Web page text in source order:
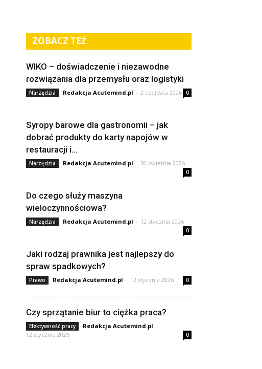
ZOBACZ TEŻ
WIKO – doświadczenie i niezawodne
rozwiązania dla przemysłu oraz logistyki
Narzędzia Redakcja Acutemind.pl - 2 czerwca 2026 0
Syropy barowe dla gastronomii – jak
dobrać produkty do karty napojów w
restauracji i...
Narzędzia Redakcja Acutemind.pl - 30 kwietnia 2026
0
Do czego służy maszyna
wieloczynnościowa?
Narzędzia Redakcja Acutemind.pl - 12 stycznia 2026
0
Jaki rodzaj prawnika jest najlepszy do
spraw spadkowych?
Prawo Redakcja Acutemind.pl - 12 stycznia 2026 0
Czy sprzątanie biur to ciężka praca?
Efektywność pracy Redakcja Acutemind.pl -
12 stycznia 2026
0